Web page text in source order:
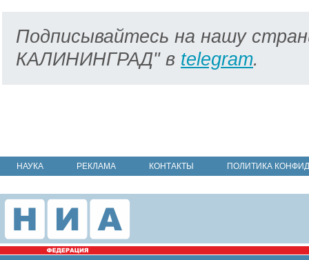
Подписывайтесь на нашу
КАЛИНИНГРАД" в telegram.
НАУКА РЕКЛАМА КОНТАКТЫ ПОЛИТИКА